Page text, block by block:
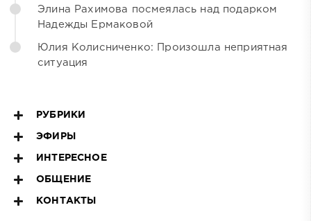
Элина Рахимова посмеялась над подарком
Надежды Ермаковой
Юлия Колисниченко: Произошла неприятная
ситуация
РУБРИКИ
ЭФИРЫ
ИНТЕРЕСНОЕ
ОБЩЕНИЕ
КОНТАКТЫ